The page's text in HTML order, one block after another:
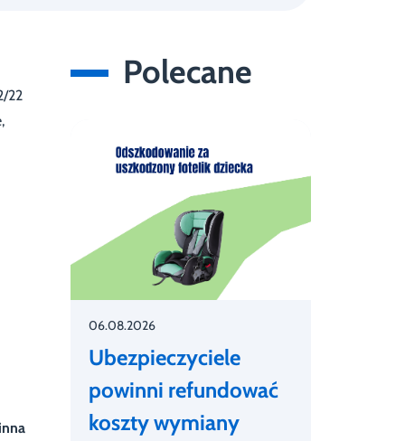
22
Polecane
06.08.2026
Ubezpieczyciele
powinni refundować
koszty wymiany